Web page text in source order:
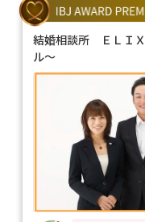
結婚相談所 ＥＬＩ
ル～